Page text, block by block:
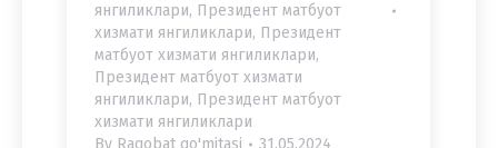
янгиликлари, Президент матбуот
хизмати янгиликлари, Президент
матбуот хизмати янгиликлари,
Президент матбуот хизмати
янгиликлари, Президент матбуот
хизмати янгиликлари